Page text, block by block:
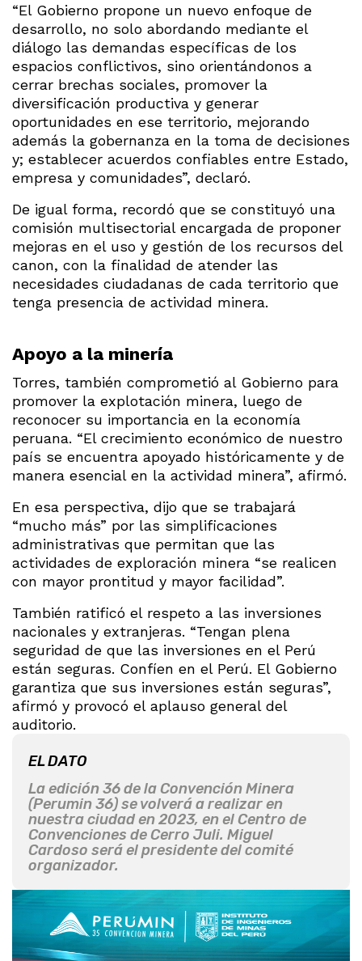
“El Gobierno propone un nuevo enfoque de
desarrollo, no solo abordando mediante el
diálogo las demandas específicas de los
espacios conflictivos, sino orientándonos a
cerrar brechas sociales, promover la
diversificación productiva y generar
oportunidades en ese territorio, mejorando
además la gobernanza en la toma de decisiones
y; establecer acuerdos confiables entre Estado,
empresa y comunidades”, declaró.
De igual forma, recordó que se constituyó una
comisión multisectorial encargada de proponer
mejoras en el uso y gestión de los recursos del
canon, con la finalidad de atender las
necesidades ciudadanas de cada territorio que
tenga presencia de actividad minera.
Apoyo a la minería
Torres, también comprometió al Gobierno para
promover la explotación minera, luego de
reconocer su importancia en la economía
peruana. “El crecimiento económico de nuestro
país se encuentra apoyado históricamente y de
manera esencial en la actividad minera”, afirmó.
En esa perspectiva, dijo que se trabajará
“mucho más” por las simplificaciones
administrativas que permitan que las
actividades de exploración minera “se realicen
con mayor prontitud y mayor facilidad”.
También ratificó el respeto a las inversiones
nacionales y extranjeras. “Tengan plena
seguridad de que las inversiones en el Perú
están seguras. Confíen en el Perú. El Gobierno
garantiza que sus inversiones están seguras”,
afirmó y provocó el aplauso general del
auditorio.
EL DATO
La edición 36 de la Convención Minera
(Perumin 36) se volverá a realizar en
nuestra ciudad en 2023, en el Centro de
Convenciones de Cerro Juli. Miguel
Cardoso será el presidente del comité
organizador.